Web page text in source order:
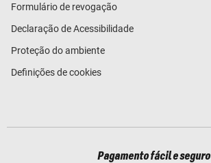
Formulário de revogação
Declaração de Acessibilidade
Proteção do ambiente
Definições de cookies
Pagamento fácil e seguro